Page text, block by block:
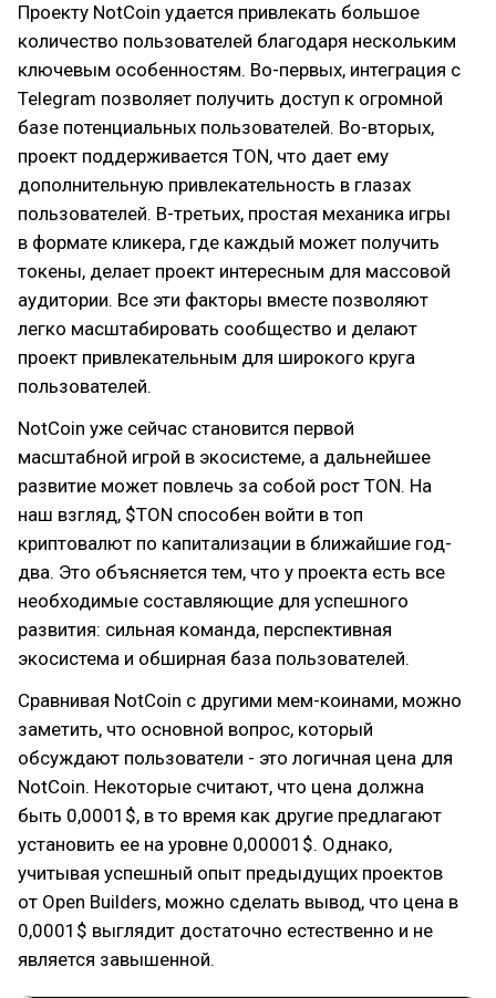
Проекту NotCoin удается привлекать большое
количество пользователей благодаря нескольким
ключевым особенностям. Во-первых, интеграция с
Telegram позволяет получить доступ к огромной
базе потенциальных пользователей. Во-вторых,
проект поддерживается TON, что дает ему
дополнительную привлекательность в глазах
пользователей. В-третьих, простая механика игры
в формате кликера, где каждый может получить
токены, делает проект интересным для массовой
аудитории. Все эти факторы вместе позволяют
легко масштабировать сообщество и делают
проект привлекательным для широкого круга
пользователей.
NotCoin уже сейчас становится первой
масштабной игрой в экосистеме, а дальнейшее
развитие может повлечь за собой рост TON. На
наш взгляд, $TON способен войти в топ
криптовалют по капитализации в ближайшие год-
два. Это объясняется тем, что у проекта есть все
необходимые составляющие для успешного
развития: сильная команда, перспективная
экосистема и обширная база пользователей.
Сравнивая NotCoin с другими мем-коинами, можно
заметить, что основной вопрос, который
обсуждают пользователи - это логичная цена для
NotCoin. Некоторые считают, что цена должна
быть 0,0001$, в то время как другие предлагают
установить ее на уровне 0,00001$. Однако,
учитывая успешный опыт предыдущих проектов
от Open Builders, можно сделать вывод, что цена в
0,0001$ выглядит достаточно естественно и не
является завышенной.